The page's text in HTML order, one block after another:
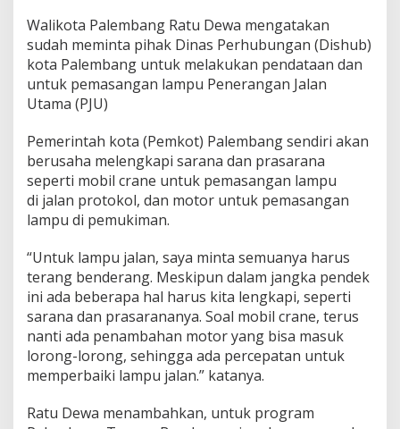
d
K
o
t
a
e
m
b
a
n
B
a
k
a
l
D
i
g
n
t
Walikota Palembang Ratu Dewa mengatakan
sudah meminta pihak Dinas Perhubungan (Dishub)
kota Palembang untuk melakukan pendataan dan
untuk pemasangan lampu Penerangan Jalan
Utama (PJU)
Pemerintah kota (Pemkot) Palembang sendiri akan
berusaha melengkapi sarana dan prasarana
seperti mobil crane untuk pemasangan lampu
di jalan protokol, dan motor untuk pemasangan
lampu di pemukiman.
“Untuk lampu jalan, saya minta semuanya harus
terang benderang. Meskipun dalam jangka pendek
ini ada beberapa hal harus kita lengkapi, seperti
sarana dan prasarananya. Soal mobil crane, terus
nanti ada penambahan motor yang bisa masuk
lorong-lorong, sehingga ada percepatan untuk
memperbaiki lampu jalan.” katanya.
Ratu Dewa menambahkan, untuk program